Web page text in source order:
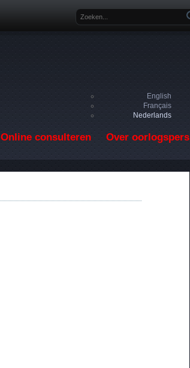
Zoekveld
English
Français
Nederlands
Online consulteren Over oorlogspers